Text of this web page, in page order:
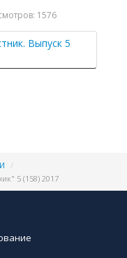
1576
Выпуск 5
/
5 (158) 2017